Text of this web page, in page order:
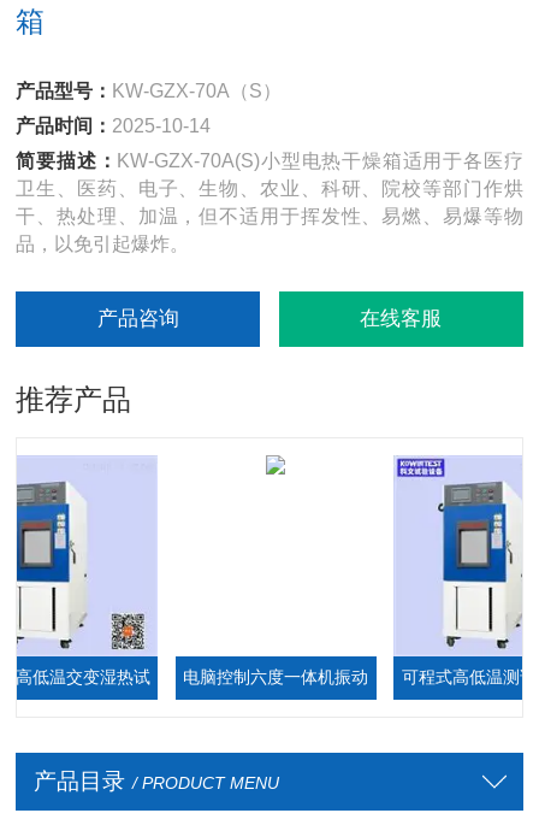
箱
产品型号： KW-GZX-70A（S）
产品时间： 2025-10-14
简要描述： KW-GZX-70A(S)小型电热干燥箱适用于各医疗
卫生、医药、电子、生物、农业、科研、院校等部门作烘
干、热处理、加温，但不适用于挥发性、易燃、易爆等物
品，以免引起爆炸。
产品咨询 在线客服
推荐产品
低温交变湿热试 电脑控制六度一体机振动 可程式高低温测试箱
产品目录 / PRODUCT MENU